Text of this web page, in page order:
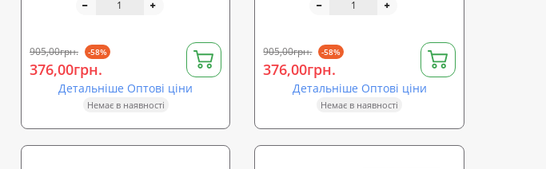
el2542-20)
905,00грн. -58%
376,00грн.
Детальніше Оптові ціни
Немає в наявності
st2540-20)
905,00грн. -58%
376,00грн.
Детальніше Оптові ціни
Немає в наявності